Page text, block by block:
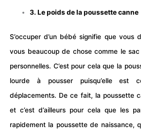
3. Le poids de la poussette canne
S’occuper d’un bébé signifie que vous
vous beaucoup de chose comme le
personnelles. C’est pour cela que la
lourde à pousser puisqu’elle est
déplacements. De ce fait, la poussette
et c’est d’ailleurs pour cela que les
rapidement la poussette de naissance,